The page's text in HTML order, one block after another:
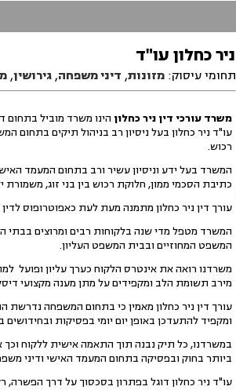
ניר כחלון עו"ד
תחומי עיסוק: מזונות, דיני משפחה,גירושין,
משרד עורכי דין ניר כחלון הינו משרד מוביל בתחום
עו"ד ניר כחלון בעל ניסיון רב בניהול תיקים בתחום
רכוש.
המשרד בעל ידע וניסיון עשיר ורב בתחום המעמד
כתיבת הסכמי ממון, חלוקת רכוש בין בני זוג,
עורך דין ניר כחלון מתמנה מעת לעת כאפוטרופוס
המשרד מטפל מדי שנה בלקוחות רבים ומרוצים בבתי
המשפט המחוזיים ובבית המשפט העליון.
משרדנו רואה את אינטרס הלקוח כערך עליון ופועל
מירב תשומת הלב ומקפידים על מתן מענה מקצועי
עורך דין ניר כחלון מאמין כי בתחום המשפחה
ומקפיד להתעדכן באופן יום יומי בפסיקות
במשרדנו, כל תיק נבנה תוך התאמה אישית ללקוח
ביותר בחוק ובפסיקה בתחום המעמד האישי ודיני
עו"ד ניר כחלון דוגל בפתרון בסכסוך על דרך